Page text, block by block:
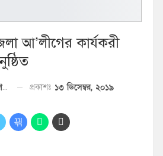
আ’লীগের কার্যকরী
মারুফ আহমেদ কল্প, বিশেষ প্রতিনিধি প্রকাশঃ ১৩ ডিসেম্বর, ২০১৯